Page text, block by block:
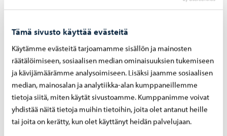
Tämä sivusto käyttää evästeitä
Käytämme evästeitä tarjoamamme sisällön ja mainosten
räätälöimiseen, sosiaalisen median ominaisuuksien tukemiseen
ja kävijämäärämme analysoimiseen. Lisäksi jaamme sosiaalisen
median, mainosalan ja analytiikka-alan kumppaneillemme
tietoja siitä, miten käytät sivustoamme. Kumppanimme voivat
yhdistää näitä tietoja muihin tietoihin, joita olet antanut heille
tai joita on kerätty, kun olet käyttänyt heidän palvelujaan.
Aleksanterinkadun silta-03.08.2026
Alek­san­te­rin­ka­dun silta ava­taan lii­ken­teel­le
maa­nan­tai­na 10. elo­kuu­ta